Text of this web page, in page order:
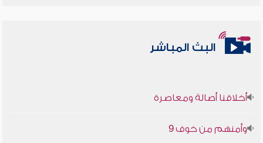
البث المباشر
أخلاقنا أصالة ومعاصرة
وأمنهم من خوف 9